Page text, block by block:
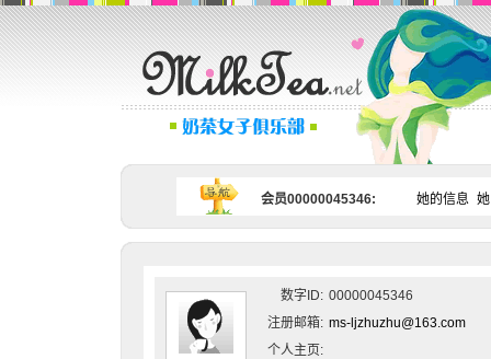
会员00000045346: 她的信息
数字ID: 00000045346
注册邮箱: ms-ljzhuzhu@163.com
个人主页: